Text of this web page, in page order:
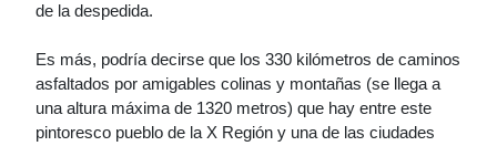
de la despedida.
Es más, podría decirse que los 330 kilómetros de caminos
asfaltados por amigables colinas y montañas (se llega a
una altura máxima de 1320 metros) que hay entre este
pintoresco pueblo de la X Región y una de las ciudades